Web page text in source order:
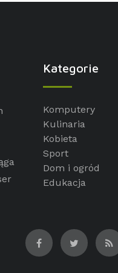
Kategorie
Komputery
Kulinaria
Kobieta
Sport
Dom i ogród
Edukacja